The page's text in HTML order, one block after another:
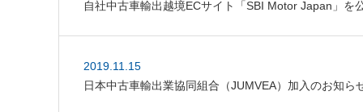
自社中古車輸出越境ECサイト「SBI Motor Japan」を
2019.11.15
日本中古車輸出業協同組合（JUMVEA）加入のお知ら